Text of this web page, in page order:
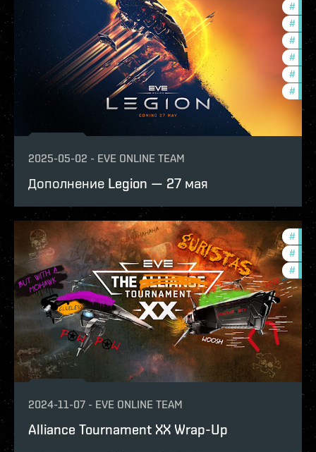
#
#
#
#
#
#
2025-05-02 - EVE ONLINE TEAM
Дополнение Legion — 27 мая
#
#
# pvp
2024-11-07 - EVE ONLINE TEAM
Alliance Tournament XX Wrap-Up